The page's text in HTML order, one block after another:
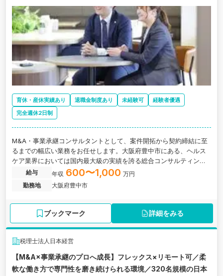
育休・産休実績あり 退職金制度あり 未経験可
経験者優遇
完全週休2日制
M&A・事業承継コンサルタントとして、案件開拓から契約締結に至
るまでの幅広い業務をお任せします。大阪府豊中市にある、ヘルス
ケア業界においては国内最大級の実績を誇る総合コンサルティング
ファームの求人です。
給与 年収 600〜1,000 万円
勤務地
大阪府豊中市
ブックマーク 詳細をみる
税理士法人日本経営
【M&A×事業承継のプロへ成長】フレックス×リモート可／柔
軟な働き方で専門性を磨き続けられる環境／320名規模の日本